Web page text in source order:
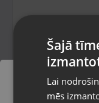
Microsoft
Liepāja, Lielā iela 4
Stāvoklis Lietots
Šajā
Lai
mēs